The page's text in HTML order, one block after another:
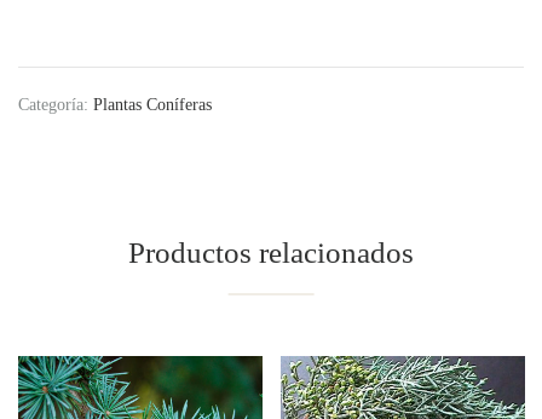
Categoría: Plantas Coníferas
Productos relacionados